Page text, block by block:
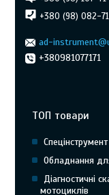
+380 (98) 082-
ad-
+380981077171
ТОП товари
Обладнання
Діагностичні
мотоциклів